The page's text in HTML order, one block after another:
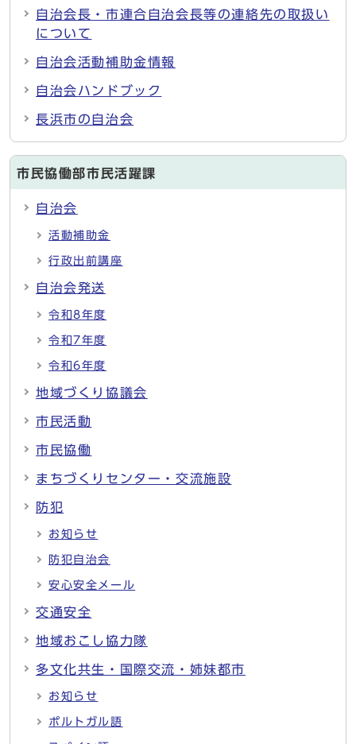
自治会長・市連合自治会長等の連絡先の取扱い
について
自治会活動補助金情報
自治会ハンドブック
長浜市の自治会
市民協働部市民活躍課
自治会
活動補助金
行政出前講座
自治会発送
令和8年度
令和7年度
令和6年度
地域づくり協議会
市民活動
市民協働
まちづくりセンター・交流施設
防犯
お知らせ
防犯自治会
安心安全メール
交通安全
地域おこし協力隊
多文化共生・国際交流・姉妹都市
お知らせ
ポルトガル語